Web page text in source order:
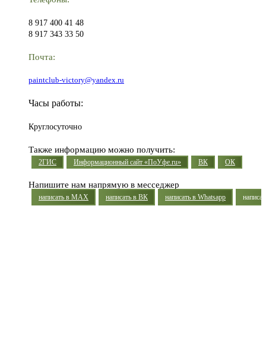
8 917 400 41 48
8 917 343 33 50
Почта:
paintclub-victory@yandex.ru
Часы работы:
Круглосуточно
Также информацию можно получить:
2ГИС Информационный сайт «ПоУфе.ru» ВК ОК
Напишите нам напрямую в месседжер
написать в MAX написать в ВК написать в Whatsapp